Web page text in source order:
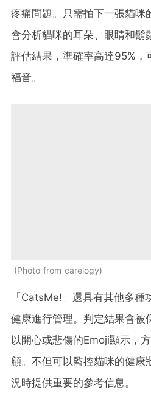
疼痛問題。只需拍下一張貓咪
會分析貓咪的耳朵、眼睛和鬍
評估結果，準確率高達95%，
福音。
Photo from carelogy
「CatsMe!」還具有其他多種
健康進行管理。判定結果會被
以開心或悲傷的Emoji顯示，
顧。不但可以監控貓咪的健康
況時提供重要的參考信息。